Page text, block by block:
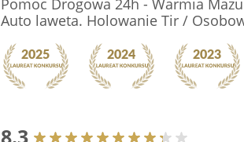
Pomoc Drogowa 24h - Warmia
Auto laweta. Holowanie Tir /
8.3